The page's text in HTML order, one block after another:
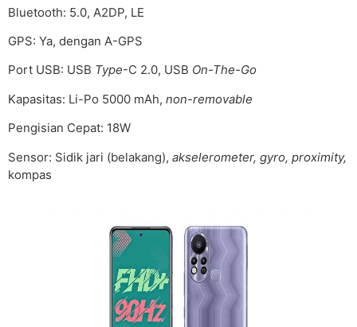
Bluetooth: 5.0, A2DP, LE
GPS: Ya, dengan A-GPS
Port USB: USB Type-C 2.0, USB On-The-Go
Kapasitas: Li-Po 5000 mAh, non-removable
Pengisian Cepat: 18W
Sensor: Sidik jari (belakang), akselerometer, gyro, proximity,
kompas